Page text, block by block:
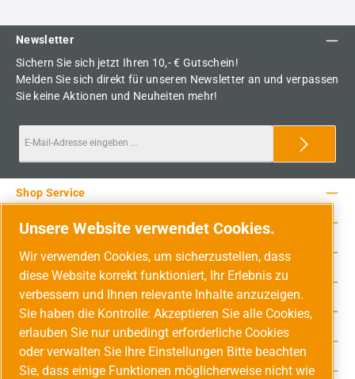
Newsletter
Sichern Sie sich jetzt Ihren 10,- € Gutschein!
Melden Sie sich direkt für unseren Newsletter an und verpassen
Sie keine Aktionen und Neuheiten mehr!
Service-Hotline
Shop Service
Rechtliche Hinweise
Unsere Vorteile
Versandarten
Zahlungsarten
Adresse
Unsere Website verwendet Cookies.
Wir verwenden Cookies, um sicherzustellen, dass
diese Website korrekt funktioniert, Ihr Erlebnis zu
verbessern und Ihnen relevante Inhalte anzuzeigen.
Sie haben die Kontrolle: Akzeptieren Sie alle Cookies,
erlauben Sie nur unbedingt erforderliche Cookies
oder verwalten Sie Ihre Einstellungen Bitte beachten
Sie, dass einige Funktionen möglicherweise nicht wie